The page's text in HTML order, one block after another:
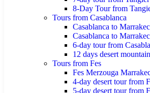
8-Day Tour from
Tours from Casablanca
Casablanca to
Casablanca to
6-day tour from
12 days desert
Tours from Fes
Fes Merzouga
4-day desert tour from
5-day desert tour from